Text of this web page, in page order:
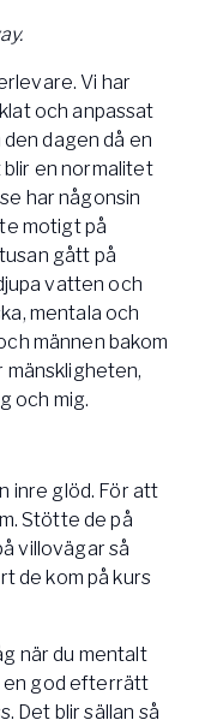
Vi har
och anpassat
dagen då en
en normalitet
har någonsin
motigt på
gått på
vatten och
mentala och
männen bakom
mänskligheten,
och mig.
inre glöd. För att
Stötte de på
villovägar så
de kom på kurs
när du mentalt
en god efterrätt
Det blir sällan så